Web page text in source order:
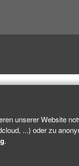
unserer Website
...) oder zu
.